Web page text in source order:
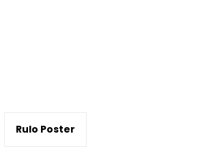
Rulo Poster